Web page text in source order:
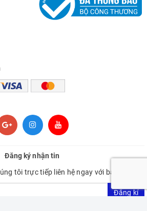
Đăng ký nhận tin
tôi trực tiếp liên hệ ngay với bạn.
Đăng kí